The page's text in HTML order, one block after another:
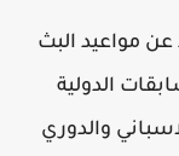
مواعيد البث
الدولية
والدوري